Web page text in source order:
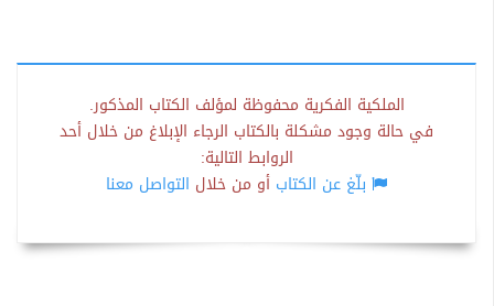
الملكية الفكرية محفوظة لمؤلف الكتاب المذكور.
في حالة وجود مشكلة بالكتاب الرجاء الإبلاغ من خلال أحد
الروابط التالية:
بلّغ عن الكتاب أو من خلال التواصل معنا